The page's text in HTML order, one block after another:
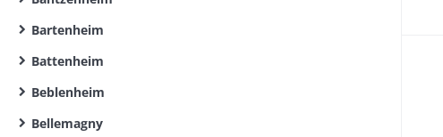
Bartenheim
Battenheim
Beblenheim
Bellemagny